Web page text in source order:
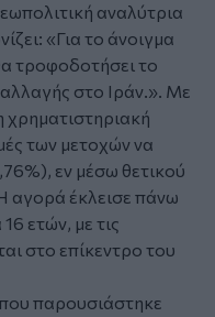
αναλύτρια
«Για το άνοιγμα
τροφοδοτήσει το
στο Ιράν.». Με
χρηματιστηριακή
των μετοχών να
εν μέσω θετικού
αγορά έκλεισε πάνω
ετών, με τις
στο επίκεντρο του
παρουσιάστηκε